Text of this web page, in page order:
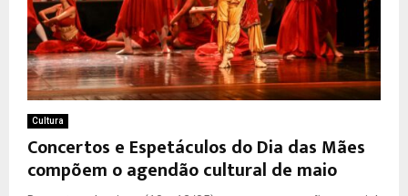
Cultura
Concertos e Espetáculos do Dia das Mães
compõem o agendão cultural de maio